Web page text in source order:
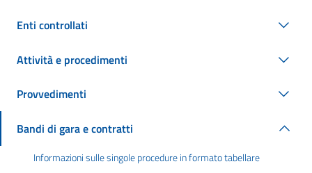
Enti controllati
Attività e procedimenti
Provvedimenti
Bandi di gara e contratti
Informazioni sulle singole procedure in formato tabellare